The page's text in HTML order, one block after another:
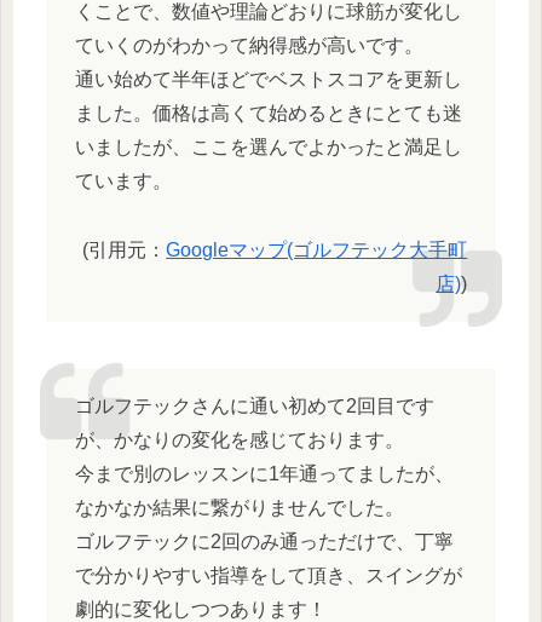
くことで、数値や理論どおりに球筋が変化し
ていくのがわかって納得感が高いです。
通い始めて半年ほどでベストスコアを更新し
ました。価格は高くて始めるときにとても迷
いましたが、ここを選んでよかったと満足し
ています。
(引用元：Googleマップ(ゴルフテック大手町
店))
ゴルフテックさんに通い初めて2回目です
が、かなりの変化を感じております。
今まで別のレッスンに1年通ってましたが、
なかなか結果に繋がりませんでした。
ゴルフテックに2回のみ通っただけで、丁寧
で分かりやすい指導をして頂き、スイングが
劇的に変化しつつあります！